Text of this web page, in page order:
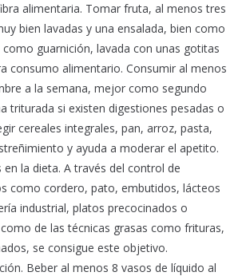
alimentaria. Tomar fruta, al menos tres
bien lavadas y una ensalada, bien como
guarnición, lavada con unas gotitas
consumo alimentario. Consumir al menos
a la semana, mejor como segundo
triturada si existen digestiones pesadas o
cereales integrales, pan, arroz, pasta,
y ayuda a moderar el apetito.
en la dieta. A través del control de
como cordero, pato, embutidos, lácteos
industrial, platos precocinados o
de las técnicas grasas como frituras,
se consigue este objetivo.
Beber al menos 8 vasos de líquido al